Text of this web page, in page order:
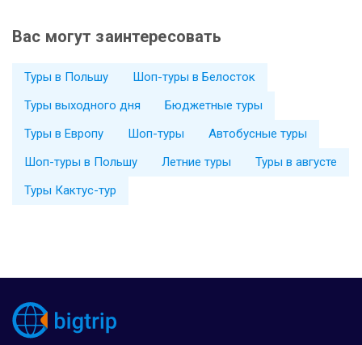
Вас могут заинтересовать
Туры в Польшу
Шоп-туры в Белосток
Туры выходного дня
Бюджетные туры
Туры в Европу
Шоп-туры
Автобусные туры
Шоп-туры в Польшу
Летние туры
Туры в августе
Туры Кактус-тур